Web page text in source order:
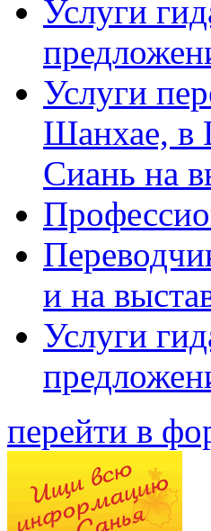
Услуги
Услуги
Шанхае, в
Сиань на
и на
Услуги
перейти в